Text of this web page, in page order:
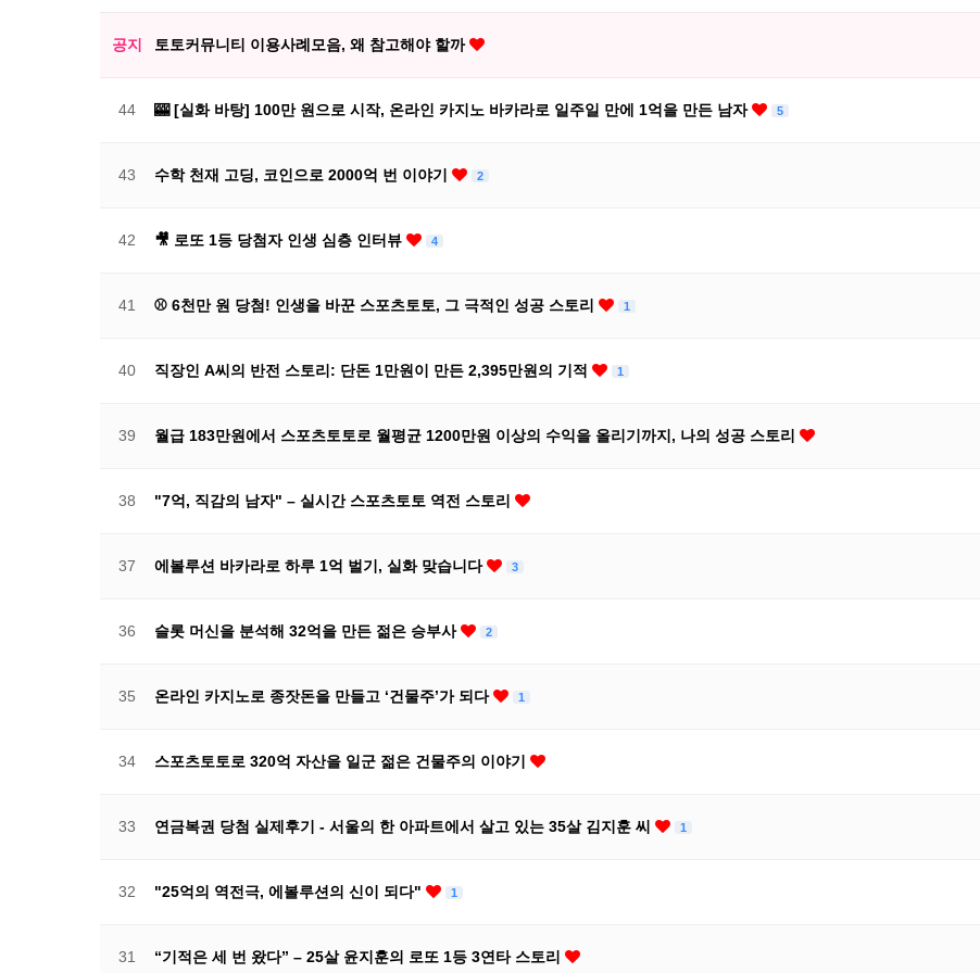
공지 토토커뮤니티 이용사례모음, 왜 참고해야 할까
44 🎰 [실화 바탕] 100만 원으로 시작, 온라인 카지노 바카라로 일주일 만에 1억을 만든 남자 5
43 수학 천재 고딩, 코인으로 2000억 번 이야기 2
42 🎥 로또 1등 당첨자 인생 심층 인터뷰 4
41 ⚾ 6천만 원 당첨! 인생을 바꾼 스포츠토토, 그 극적인 성공 스토리 1
40 직장인 A씨의 반전 스토리: 단돈 1만원이 만든 2,395만원의 기적 1
39 월급 183만원에서 스포츠토토로 월평균 1200만원 이상의 수익을 올리기까지, 나의 성공 스토리
38 "7억, 직감의 남자" – 실시간 스포츠토토 역전 스토리
37 에볼루션 바카라로 하루 1억 벌기, 실화 맞습니다 3
36 슬롯 머신을 분석해 32억을 만든 젊은 승부사 2
35 온라인 카지노로 종잣돈을 만들고 ‘건물주’가 되다 1
34 스포츠토토로 320억 자산을 일군 젊은 건물주의 이야기
33 연금복권 당첨 실제후기 - 서울의 한 아파트에서 살고 있는 35살 김지훈 씨 1
32 "25억의 역전극, 에볼루션의 신이 되다" 1
31 “기적은 세 번 왔다” – 25살 윤지훈의 로또 1등 3연타 스토리